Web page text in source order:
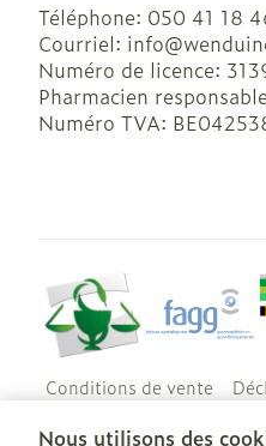
Nous utilisons des
Téléphone: 050 41 18
Courriel: info@
Numéro de licence:
Pharmacien
Numéro TVA:
Conditions de vente